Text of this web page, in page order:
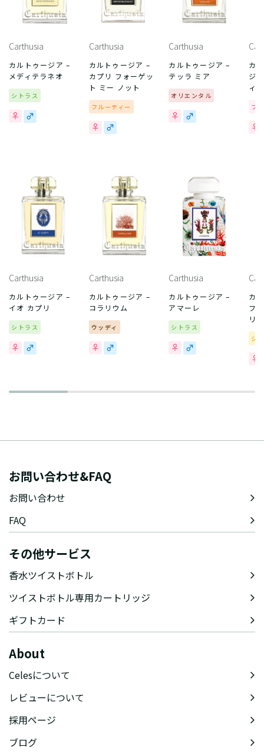
Carthusia
カルトゥージア –
メディテラネオ
シトラス
Carthusia
カルトゥージア –
カプリ フォーゲッ
ト ミー ノット
フルーティー
Carthusia
カルトゥージア –
テッラ ミア
オリエンタル
カ
ジ
ィ
フ
Carthusia
カルトゥージア –
イオ カプリ
シトラス
Carthusia
カルトゥージア –
コラリウム
ウッディ
Carthusia
カルトゥージア –
アマーレ
シトラス
カ
フ
リ
シ
お問い合わせ&FAQ
お問い合わせ
FAQ
その他サービス
香水ツイストボトル
ツイストボトル専用カートリッジ
ギフトカード
About
Celesについて
レビューについて
採用ページ
ブログ